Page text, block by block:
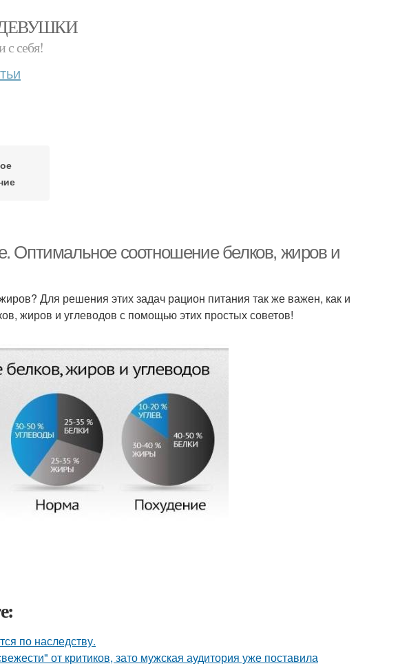
ДЕВУШКИ
с себя!
соотношение белков, жиров и
Для решения этих задач рацион питания так же важен, как и
жиров и углеводов с помощью этих простых советов!
по наследству.
от критиков, зато мужская аудитория уже поставила